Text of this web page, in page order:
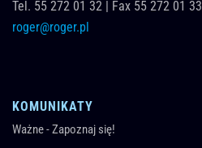
Tel. 55 272 01 32 | Fax 55 272 01 33
roger@roger.pl
KOMUNIKATY
Ważne - Zapoznaj się!